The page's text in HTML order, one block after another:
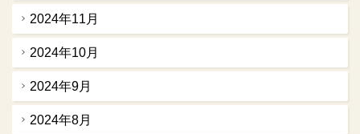
2024年11月
2024年10月
2024年9月
2024年8月